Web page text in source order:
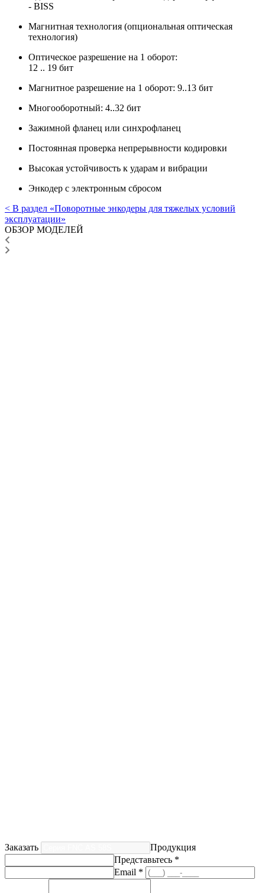
- BISS
Магнитная технология (опциональная оптическая
технология)
Оптическое разрешение на 1 оборот:
12 .. 19 бит
Магнитное разрешение на 1 оборот: 9..13 бит
Многооборотный: 4..32 бит
Зажимной фланец или синхрофланец
Постоянная проверка непрерывности кодировки
Высокая устойчивость к ударам и вибрации
Энкодер с электронным сбросом
< В раздел «Поворотные энкодеры для тяжелых условий
эксплуатации»
ОБЗОР МОДЕЛЕЙ
Заказать
Продукция
Представьтесь *
Email *